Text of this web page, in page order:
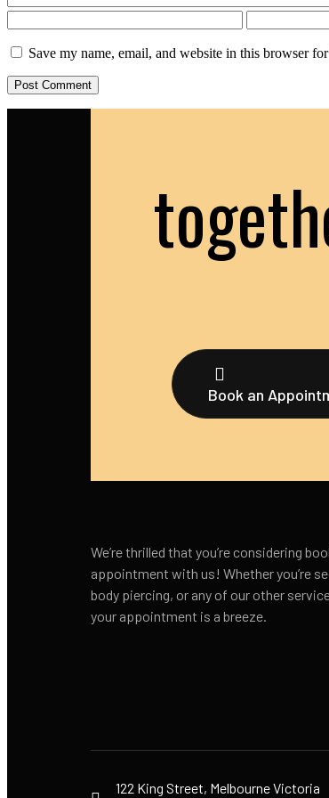
Save my name, email, and website in this browser
Book an
We’re thrilled that you’re considering
appointment with us! Whether you’re
body piercing, or any of our other
your appointment is a breeze.
122 King Street, Melbourne Victoria